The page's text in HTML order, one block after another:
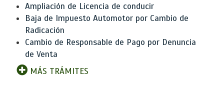
Ampliación de Licencia de conducir
Baja de Impuesto Automotor por Cambio de
Radicación
Cambio de Responsable de Pago por Denuncia
de Venta
MÁS TRÁMITES